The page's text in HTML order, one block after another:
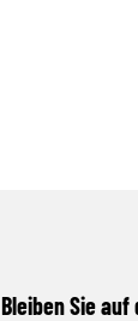
Bleiben Sie